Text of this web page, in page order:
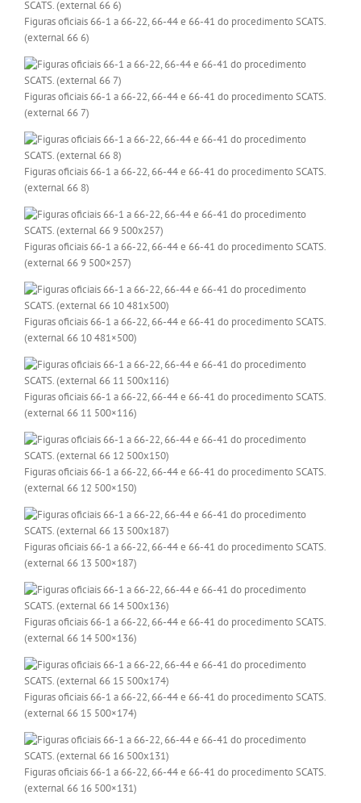
Figuras oficiais 66-1 a 66-22, 66-44 e 66-41 do procedimento SCATS.
(external 66 6)
Figuras oficiais 66-1 a 66-22, 66-44 e 66-41 do procedimento SCATS.
(external 66 7)
Figuras oficiais 66-1 a 66-22, 66-44 e 66-41 do procedimento SCATS.
(external 66 8)
Figuras oficiais 66-1 a 66-22, 66-44 e 66-41 do procedimento SCATS.
(external 66 9 500×257)
Figuras oficiais 66-1 a 66-22, 66-44 e 66-41 do procedimento SCATS.
(external 66 10 481×500)
Figuras oficiais 66-1 a 66-22, 66-44 e 66-41 do procedimento SCATS.
(external 66 11 500×116)
Figuras oficiais 66-1 a 66-22, 66-44 e 66-41 do procedimento SCATS.
(external 66 12 500×150)
Figuras oficiais 66-1 a 66-22, 66-44 e 66-41 do procedimento SCATS.
(external 66 13 500×187)
Figuras oficiais 66-1 a 66-22, 66-44 e 66-41 do procedimento SCATS.
(external 66 14 500×136)
Figuras oficiais 66-1 a 66-22, 66-44 e 66-41 do procedimento SCATS.
(external 66 15 500×174)
Figuras oficiais 66-1 a 66-22, 66-44 e 66-41 do procedimento SCATS.
(external 66 16 500×131)